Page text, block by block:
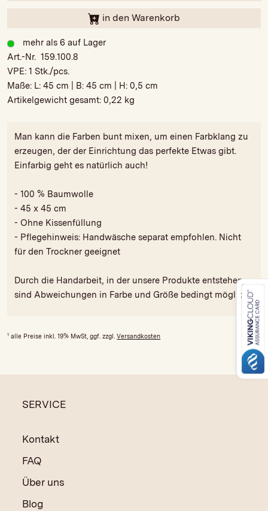
in den Warenkorb
mehr als 6 auf Lager
Art.-Nr. 159.100.8
VPE:1 Stk./pcs.
Maße: L:45 cm | B:45 cm | H:0,5 cm
Artikelgewicht gesamt:0,22 kg
Man kann die Farben bunt mixen, um einen Farbklang zu
erzeugen, der der Einrichtung das perfekte Etwas gibt.
Einfarbig geht es natürlich auch!
- 100 % Baumwolle
- 45 x 45 cm
- Ohne Kissenfüllung
- Pflegehinweis: Handwäsche separat empfohlen. Nicht
für den Trockner geeignet
Durch die Handarbeit, in der unsere Produkte entstehen,
sind Abweichungen in Farbe und Größe bedingt möglich.
1 alle Preise inkl. 19% MwSt, ggf. zzgl.Versandkosten
SERVICE
Kontakt
FAQ
Über uns
Blog